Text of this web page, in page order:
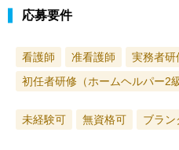
応募要件
看護師 准看護師
実務者研
初任者研修（ホームヘルパー2級
未経験可 無資格可 ブラン